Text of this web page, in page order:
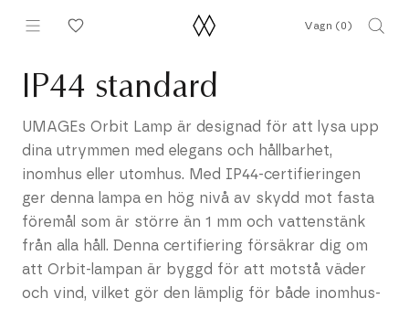
Vagn (0)
IP44 standard
UMAGEs Orbit Lamp är designad för att lysa upp
dina utrymmen med elegans och hållbarhet,
inomhus eller utomhus. Med IP44-certifieringen
ger denna lampa en hög nivå av skydd mot fasta
föremål som är större än 1 mm och vattenstänk
från alla håll. Denna certifiering försäkrar dig om
att Orbit-lampan är byggd för att motstå väder
och vind, vilket gör den lämplig för både inomhus-